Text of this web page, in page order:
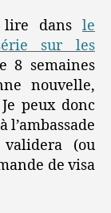
lire dans le
sur les
8 semaines
nouvelle,
peux donc
(ou
de visa